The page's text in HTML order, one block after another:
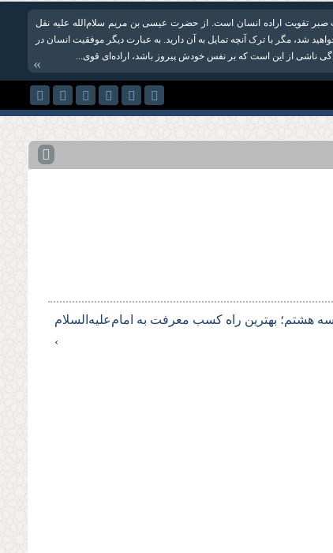
صبر تقویت اراده انسان است. از حضرت عیسی بن مریم سلام‌الله علیه نقل
شد،‌ مگر با ترک آنچه تمایل به آن دارید. به عبارت دیگر موفقیت ‌انسان در
ناشی از این است که بر نفس خودش پیروز باشد، اراده‌ای قوی...
»
هشتم؛ بهترین راه کسب معرفت به امام‌علیه‌السلام
›